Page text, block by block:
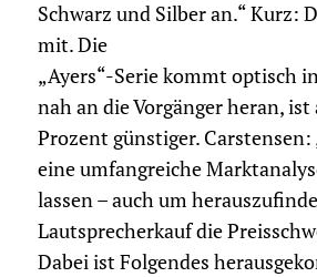
Schwarz und Silber an.“ Kurz:
mit. Die
„Ayers“-Serie kommt optisch
nah an die Vorgänger heran, ist
Prozent günstiger. Carstensen:
eine umfangreiche
lassen – auch um
Lautsprecherkauf die
Dabei ist Folgendes